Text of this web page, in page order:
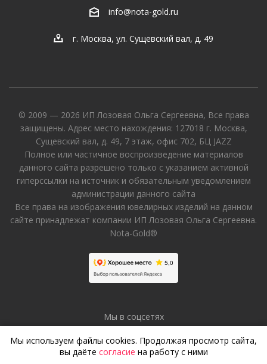
info@nota-gold.ru
г. Москва, ул. Сущевский вал, д. 49
© 2009 — 2026 ИП Лозовая Ольга Сергеевна, Все права
защищены. Адрес место нахождения: 127018 г. Москва,
Сущевский вал, д. 49, 7 этаж, офис 702, БЦ JAZZ
Полное или частичное воспроизведение материалов
данного сайта разрешено только с указанием активной
гиперссылки на источник и обязательным уведомлением
администрации данного сайта
Все права на изображения ювелирных изделий на данном
сайте принадлежат компании ИП Лозовая Ольга Сергеевна.
Nota-Gold®
Мы в соцсетях
Мы используем файлы cookies. Продолжая просмотр сайта,
вы даёте согласие на работу с ними